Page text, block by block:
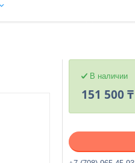
В наличии
151 500 ₸